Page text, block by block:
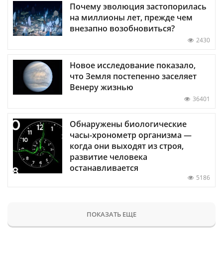
Почему эволюция застопорилась
на миллионы лет, прежде чем
внезапно возобновиться?
2430
Новое исследование показало,
что Земля постепенно заселяет
Венеру жизнью
36401
Обнаружены биологические
часы-хронометр организма —
когда они выходят из строя,
развитие человека
останавливается
5186
ПОКАЗАТЬ ЕЩЕ